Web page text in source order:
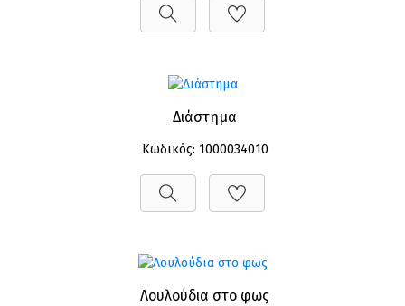
Διάστημα
Κωδικός: 1000034010
Λουλούδια στο φως